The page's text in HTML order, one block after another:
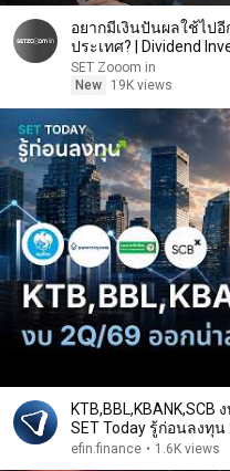
อยากมีเงินปันผลใช้ไปอี
ประเทศ? | Dividend
SET Zooom in
New
19K views
SET Today รู้ก่อนลงทุ
efin.finance • 1.6K views